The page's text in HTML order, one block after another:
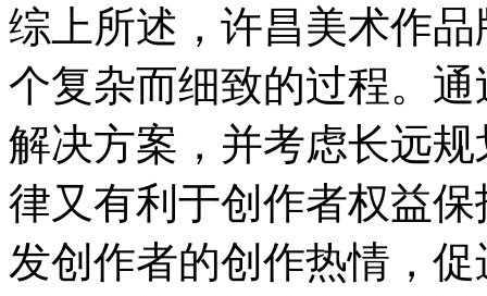
综上所述，许昌美术作
个复杂而细致的过程。
解决方案，并考虑长远
律又有利于创作者权益
发创作者的创作热情，